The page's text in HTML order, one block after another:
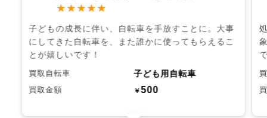
★★★★★
子どもの成長に伴い、自転車を手放すことに。大事
にしてきた自転車を、また誰かに使ってもらえるこ
とが嬉しいです！
買取自転車 子ども用自転車
買取金額 ￥500